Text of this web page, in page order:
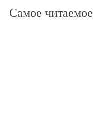
Самое читаемое